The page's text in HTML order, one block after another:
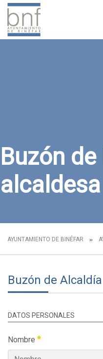
Buzón de
alcaldesa
AYUNTAMIENTO DE BINÉFAR
Buzón de Alcaldía
DATOS PERSONALES
Nombre